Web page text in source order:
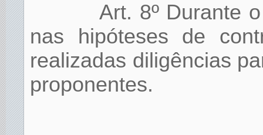
Art. 8º Durante
nas hipóteses de
realizadas diligências
proponentes.